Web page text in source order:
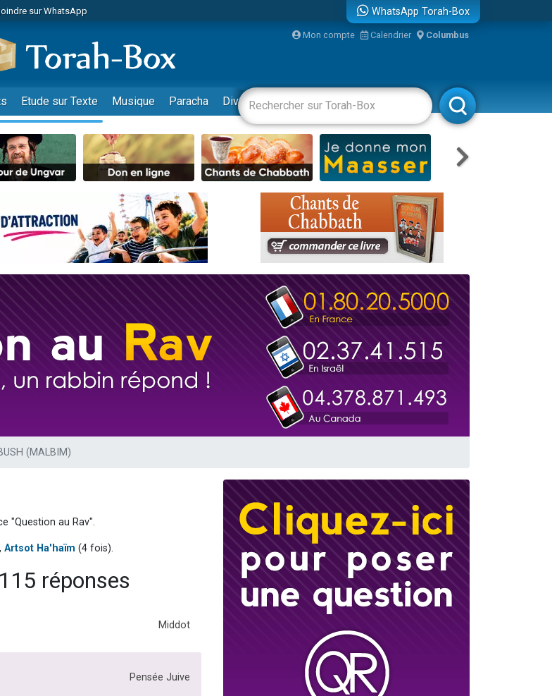
sur WhatsApp
Box Music
un don pour Sauvez la jambe de Yohan
en groupe sur Zoom
sur WhatsApp
sur WhatsApp
sur WhatsApp
Box Music
un don pour Tsédaka : pauvres d'Israel
grandeur n°104 : Le Chabbath et le Birkat Hamazone à travers le temps
une bénédiction
en groupe sur Zoom
un don pour 5 enfants déjà orphelins risquent de perdre leur maman
un don pour Reloger Rivka, 6 enfants, victime de violences...
une bénédiction
en groupe sur Zoom
WhatsApp Torah-Box
Mon compte Calendrier Columbus
Etude sur Texte Musique Paracha Divertissements Livres Rabbanim
(MALBIM)
"Question au Rav".
Artsot Ha'haïm (4 fois).
réponses
Middot
Pensée Juive